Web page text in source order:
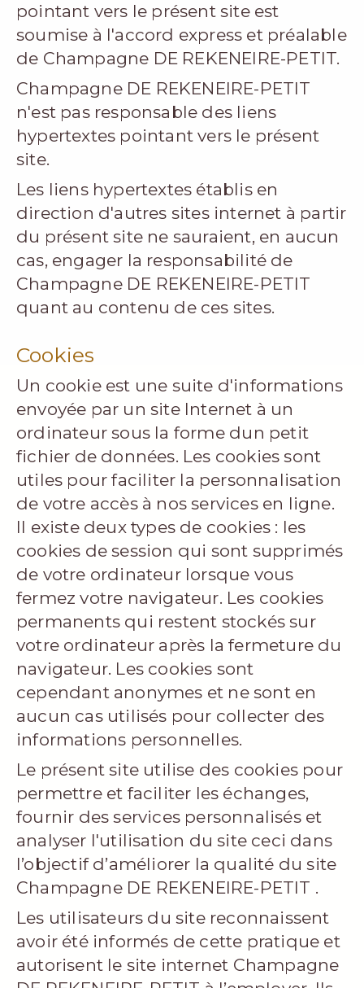
pointant vers le présent site est
soumise à l'accord express et préalable
de Champagne DE REKENEIRE-PETIT.
Champagne DE REKENEIRE-PETIT
n'est pas responsable des liens
hypertextes pointant vers le présent
site.
Les liens hypertextes établis en
direction d'autres sites internet à partir
du présent site ne sauraient, en aucun
cas, engager la responsabilité de
Champagne DE REKENEIRE-PETIT
quant au contenu de ces sites.
Cookies
Un cookie est une suite d'informations
envoyée par un site Internet à un
ordinateur sous la forme dun petit
fichier de données. Les cookies sont
utiles pour faciliter la personnalisation
de votre accès à nos services en ligne.
Il existe deux types de cookies : les
cookies de session qui sont supprimés
de votre ordinateur lorsque vous
fermez votre navigateur. Les cookies
permanents qui restent stockés sur
votre ordinateur après la fermeture du
navigateur. Les cookies sont
cependant anonymes et ne sont en
aucun cas utilisés pour collecter des
informations personnelles.
Le présent site utilise des cookies pour
permettre et faciliter les échanges,
fournir des services personnalisés et
analyser l'utilisation du site ceci dans
l’objectif d’améliorer la qualité du site
Champagne DE REKENEIRE-PETIT .
Les utilisateurs du site reconnaissent
avoir été informés de cette pratique et
autorisent le site internet Champagne